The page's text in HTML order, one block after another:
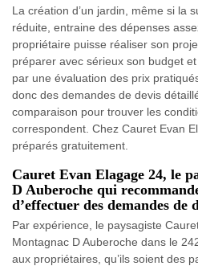
La création d’un jardin, même si la
réduite, entraine des dépenses
propriétaire puisse réaliser son
préparer avec sérieux son budget
par une évaluation des prix
donc des demandes de devis
comparaison pour trouver les
correspondent. Chez Cauret Evan
préparés gratuitement.
Cauret Evan Elagage 24, le
D Auberoche qui
d’effectuer des demandes de
Par expérience, le paysagiste
Montagnac D Auberoche dans le
aux propriétaires, qu’ils soient des